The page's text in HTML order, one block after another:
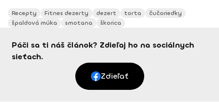
Recepty Fitnes dezerty dezert torta
čučoriedky
špaldová múka
smotana škorica
Páči sa ti náš článok? Zdieľaj ho na sociálnych
sieťach.
Zdieľať